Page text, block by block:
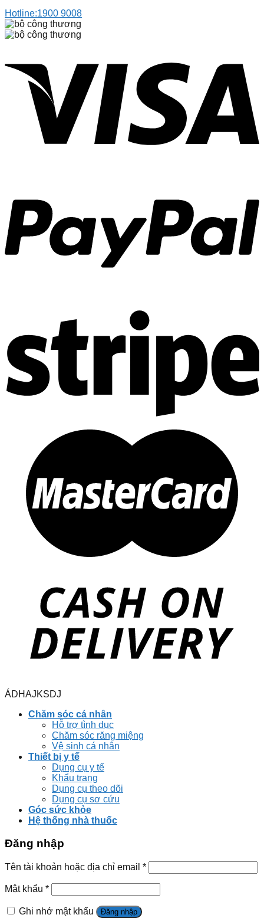
Hotline:1900 9008
ÁDHAJKSDJ
Chăm sóc cá nhân
Hỗ trợ tình dục
Chăm sóc răng miệng
Vệ sinh cá nhân
Thiết bị y tế
Dụng cụ y tế
Khẩu trang
Dụng cụ theo dõi
Dụng cụ sơ cứu
Góc sức khỏe
Hệ thống nhà thuốc
Đăng nhập
Tên tài khoản hoặc địa chỉ email *
Mật khẩu *
Ghi nhớ mật khẩu Đăng nhập